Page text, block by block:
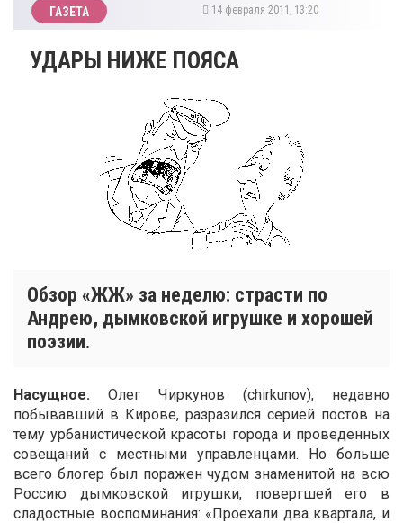
ГАЗЕТА 14 февраля 2011, 13:20
УДАРЫ НИЖЕ ПОЯСА
Обзор «ЖЖ» за неделю: страсти по
Андрею, дымковской игрушке и хорошей
поэзии.
Насущное. Олег Чиркунов (chirkunov), недавно
побывавший в Кирове, разразился серией постов на
тему урбанистической красоты города и проведенных
совещаний с местными управленцами. Но больше
всего блогер был поражен чудом знаменитой на всю
Россию дымковской игрушки, повергшей его в
сладостные воспоминания: «Проехали два квартала, и